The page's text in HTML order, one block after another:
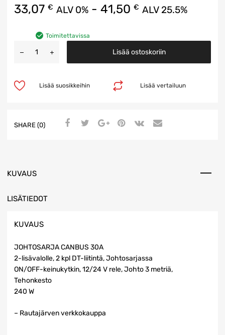
33,07 € ALV 0% - 41,50 € ALV 25.5%
Toimitettavissa
Lisää ostoskoriin
Lisää vertailuun
Lisää suosikkeihin
SHARE (0)
KUVAUS
LISÄTIEDOT
KUVAUS
JOHTOSARJA CANBUS 30A
2-lisävalolle, 2 kpl DT-liitintä, Johtosarjassa
ON/OFF-keinukytkin, 12/24 V rele, Johto 3 metriä,
Tehonkesto
240 W
– Rautajärven verkkokauppa